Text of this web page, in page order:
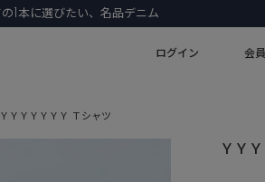
ログイン 会
ＹＹＹＹＹＹＹ Ｔシャツ
ＹＹ